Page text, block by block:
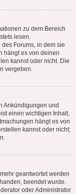
zu dem Bereich
lesen.
Forums, in dem sie
hängt es von deinen
kannst oder nicht. Die
vergeben.
Ankündigungen und
einen wichtigen Inhalt,
hängt es von
kannst oder nicht;
geantwortet werden
beendet wurde.
oder Administrator